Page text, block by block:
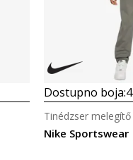
Dostupno boja:4
Nike Sportswear
Tinédzser melegítő